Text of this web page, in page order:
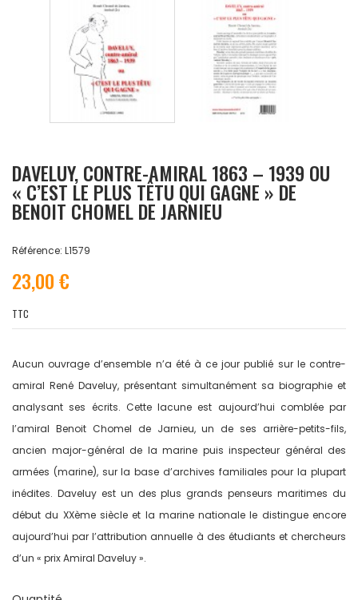
DAVELUY, CONTRE-AMIRAL 1863 – 1939 OU
« C’EST LE PLUS TÊTU QUI GAGNE » DE
BENOIT CHOMEL DE JARNIEU
Référence: L1579
23,00 €
TTC
Aucun ouvrage d’ensemble n’a été à ce jour publié sur le contre-
amiral René Daveluy, présentant simultanément sa biographie et
analysant ses écrits. Cette lacune est aujourd’hui comblée par
l’amiral Benoit Chomel de Jarnieu, un de ses arrière-petits-fils,
ancien major-général de la marine puis inspecteur général des
armées (marine), sur la base d’archives familiales pour la plupart
inédites. Daveluy est un des plus grands penseurs maritimes du
début du XXème siècle et la marine nationale le distingue encore
aujourd’hui par l’attribution annuelle à des étudiants et chercheurs
d’un « prix Amiral Daveluy ».